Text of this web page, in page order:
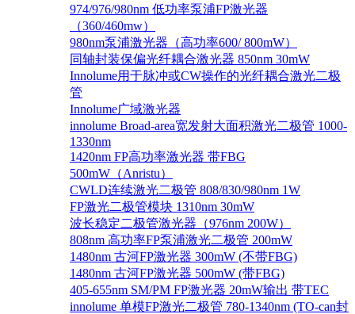
974/976/980nm 低功率泵浦FP激光器
（360/460mw）
980nm泵浦激光器（高功率600/ 800mW）
同轴封装保偏光纤耦合激光器 850nm 30mW
Innolume用于脉冲或CW操作的光纤耦合激光二极
管
Innolume广域激光器
innolume Broad-area宽发射大面积激光二极管 1000-
1330nm
1420nm FP高功率激光器 带FBG
500mW（Anristu）
CWLD连续激光二极管 808/830/980nm 1W
FP激光二极管模块 1310nm 30mW
波长稳定二极管激光器（976nm 200W）
808nm 高功率FP泵浦激光二极管 200mW
1480nm 古河FP激光器 300mW (不带FBG)
1480nm 古河FP激光器 500mW (带FBG)
405-655nm SM/PM FP激光器 20mW输出 带TEC
innolume 单模FP激光二极管 780-1340nm (TO-can封